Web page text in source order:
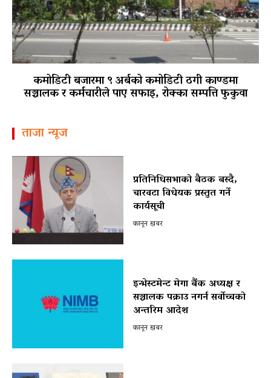
कमोडिटी बजारमा ९ अर्बको कमोडिटी ठगी काण्डमा
सञ्चालक र कर्मचारीले पाए सफाइ, रोक्का सम्पत्ति फुकुवा
ताजा न्यूज
प्रतिनिधिसभाको बैठक बस्दै,
चारवटा विधेयक प्रस्तुत गर्ने
कार्यसूची
कानून खबर
इन्भेस्टमेन्ट मेगा बैंक अध्यक्ष र
सञ्चालक पक्राउ नगर्न सर्वोच्चको
अन्तरिम आदेश
कानून खबर